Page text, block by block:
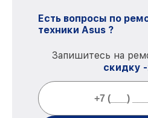
Есть вопросы по
техники Asus ?
Запишитесь на
скидку